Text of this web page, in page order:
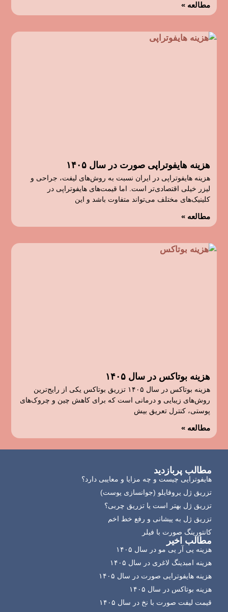
مطالعه »
هزینه هایفوتراپی صورت در سال ۱۴۰۵
هزینه هایفوتراپی در ایران نسبت به روش‌های لیفت، جراحی و
لیزر خیلی اقتصادی‌تر است. اما قیمت‌های هایفوتراپی در
کلینیک‌های مختلف می‌تواند متفاوت باشد و این
مطالعه »
هزینه بوتاکس در سال ۱۴۰۵
هزینه بوتاکس در سال ۱۴۰۵ تزریق بوتاکس یکی از رایج‌ترین
روش‌های زیبایی و درمانی است که برای کاهش چین و چروک‌های
پوستی، کنترل تعریق بیش
مطالعه »
مطالب اخیر
هزینه پی آر پی مو در سال ۱۴۰۵
هزینه امبدینگ لاغری در سال ۱۴۰۵
هزینه هایفوتراپی صورت در سال ۱۴۰۵
هزینه بوتاکس در سال ۱۴۰۵
قیمت لیفت صورت با نخ در سال ۱۴۰۵
مطالب پربازدید
هایفوتراپی چیست و چه مزایا و معایبی دارد؟
تزریق ژل پروفایلو (جوانسازی پوست)
تزریق ژل بهتر است یا تزریق چربی؟
تزریق ژل به پیشانی و رفع خط اخم
کانتورینگ صورت با فیلر